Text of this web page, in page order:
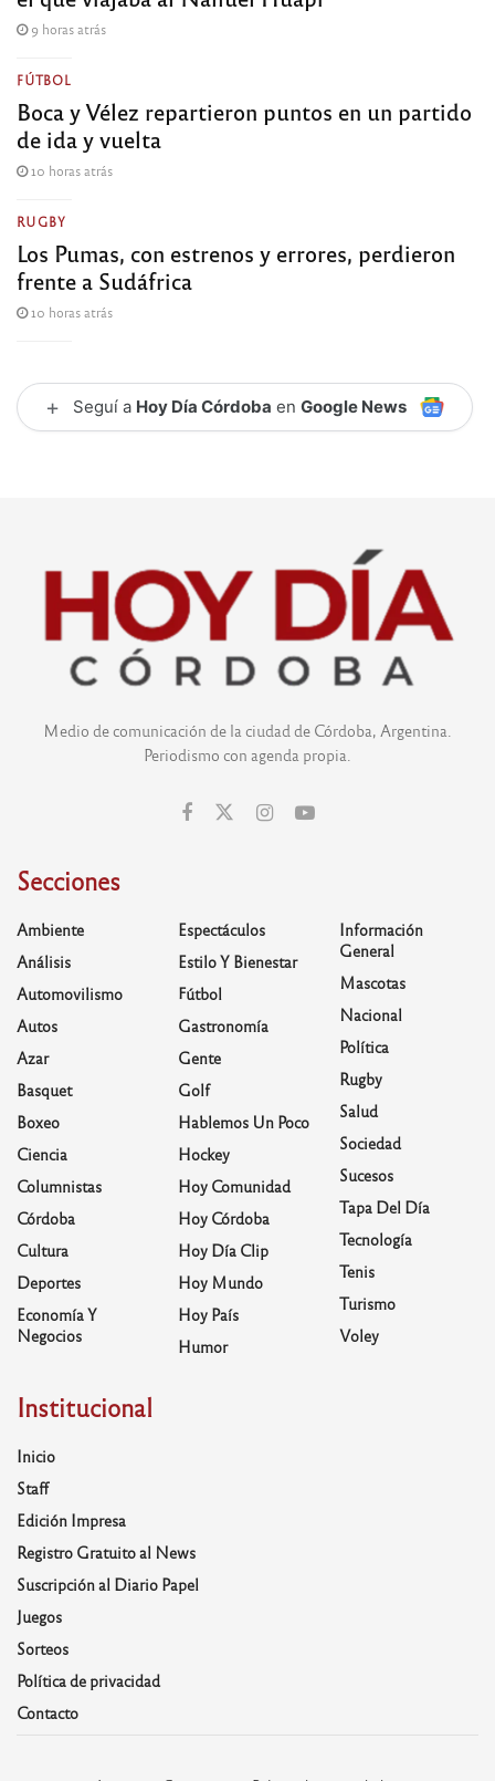
9 horas atrás
FÚTBOL
Boca y Vélez repartieron puntos en un partido
de ida y vuelta
10 horas atrás
RUGBY
Los Pumas, con estrenos y errores, perdieron
frente a Sudáfrica
10 horas atrás
+ Seguí a Hoy Día Córdoba en Google News
Medio de comunicación de la ciudad de Córdoba, Argentina.
Periodismo con agenda propia.
Secciones
Ambiente
Análisis
Automovilismo
Autos
Azar
Basquet
Boxeo
Ciencia
Columnistas
Córdoba
Cultura
Deportes
Economía Y
Negocios
Espectáculos
Estilo Y Bienestar
Fútbol
Gastronomía
Gente
Golf
Hablemos Un Poco
Hockey
Hoy Comunidad
Hoy Córdoba
Hoy Día Clip
Hoy Mundo
Hoy País
Humor
Información
General
Mascotas
Nacional
Política
Rugby
Salud
Sociedad
Sucesos
Tapa Del Día
Tecnología
Tenis
Turismo
Voley
Institucional
Inicio
Staff
Edición Impresa
Registro Gratuito al News
Suscripción al Diario Papel
Juegos
Sorteos
Política de privacidad
Contacto